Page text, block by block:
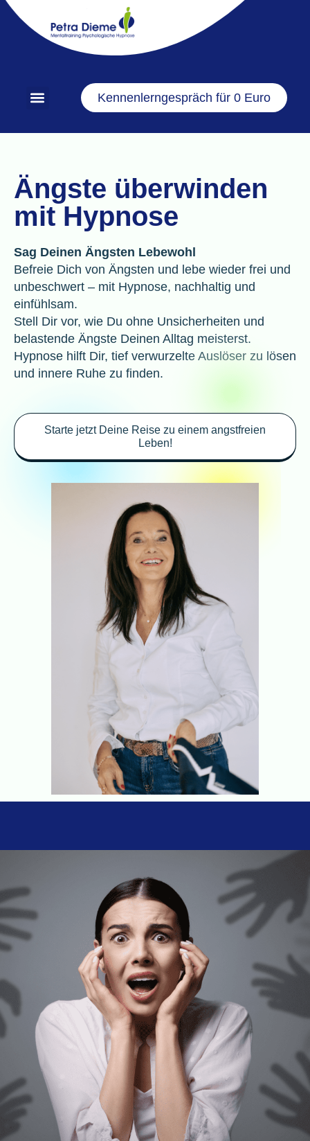
Kennenlerngespräch für 0 Euro
Ängste überwinden
mit Hypnose
Sag Deinen Ängsten Lebewohl
Befreie Dich von Ängsten und lebe wieder frei und
unbeschwert – mit Hypnose, nachhaltig und
einfühlsam.
Stell Dir vor, wie Du ohne Unsicherheiten und
belastende Ängste Deinen Alltag meisterst.
Hypnose hilft Dir, tief verwurzelte Auslöser zu lösen
und innere Ruhe zu finden.
Starte jetzt Deine Reise zu einem angstfreien
Leben!